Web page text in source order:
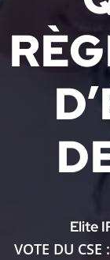
Elite
VOTE DU CSE